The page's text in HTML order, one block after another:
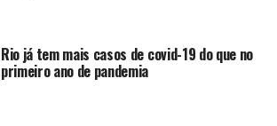
Rio já tem mais casos de covid-19 do que no
primeiro ano de pandemia